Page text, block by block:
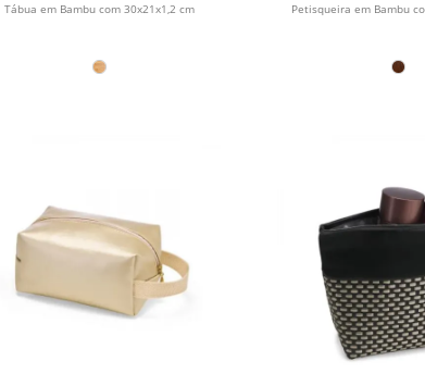
Tábua em Bambu com 30x21x1,2 cm Petisqueira em Bambu